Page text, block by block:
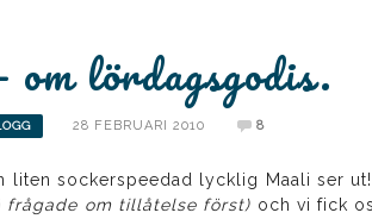
om lördagsgodis.
28 FEBRUARI 2010 8
sockerspeedad lycklig Maali ser
frågade om tillåtelse först) och vi fick